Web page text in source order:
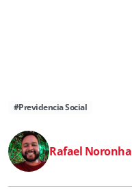
#Previdencia Social
Rafael Noronha